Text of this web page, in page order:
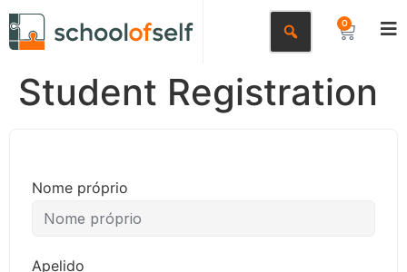
0
Student Registration
Nome próprio
Apelido